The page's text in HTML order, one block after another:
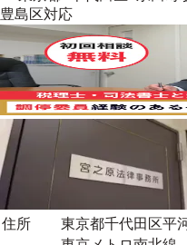
豊島区対応
住所
東京都千代田区平